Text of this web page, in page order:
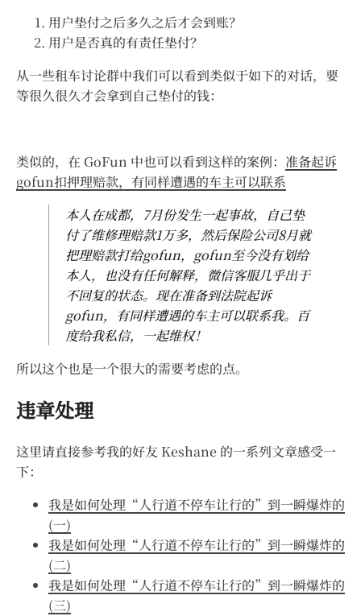
用户垫付之后多久之后才会到账？
用户是否真的有责任垫付？
从一些租车讨论群中我们可以看到类似于如下的对话，要
等很久很久才会拿到自己垫付的钱：
类似的，在 GoFun 中也可以看到这样的案例： 准备起诉
gofun扣押理赔款，有同样遭遇的车主可以联系
本人在成都，7月份发生一起事故，自己垫
付了维修理赔款1万多，然后保险公司8月就
把理赔款打给gofun，gofun至今没有划给
本人，也没有任何解释，微信客服几乎出于
不回复的状态。现在准备到法院起诉
gofun，有同样遭遇的车主可以联系我。百
度给我私信，一起维权！
所以这个也是一个很大的需要考虑的点。
违章处理
这里请直接参考我的好友 Keshane 的一系列文章感受一
下：
我是如何处理“人行道不停车让行的”到一瞬爆炸的
(一)
我是如何处理“人行道不停车让行的”到一瞬爆炸的
(二)
我是如何处理“人行道不停车让行的”到一瞬爆炸的
(三)